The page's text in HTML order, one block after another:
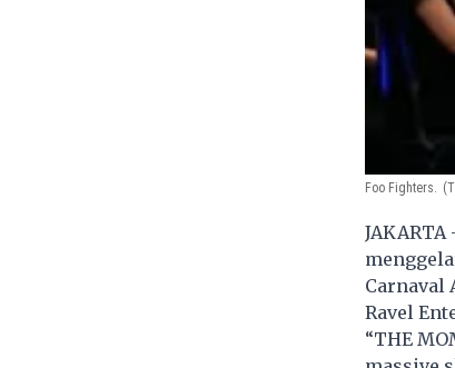
Foo Fighters.
Carnaval
Ravel
“THE